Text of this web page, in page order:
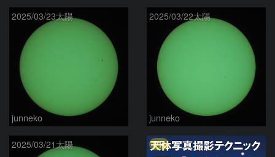
2025/03/23太陽
junneko
2025/03/22太陽
junneko
2025/03/21太陽 PR